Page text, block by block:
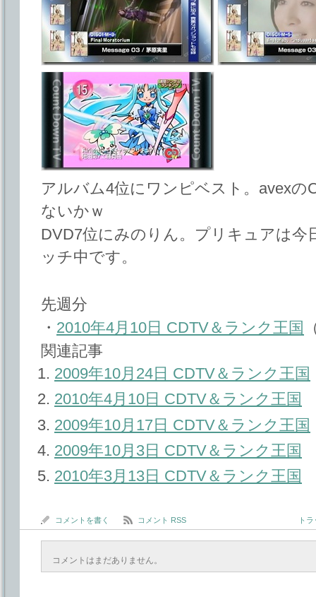
アルバム4位にワンピベスト。avexの
ないかｗ
DVD7位にみのりん。プリキュアは
ッチ中です。
先週分
・ 2010年4月10日 CDTV＆ランク王国
関連記事
2009年10月24日 CDTV＆ランク王国
2010年4月10日 CDTV＆ランク王国
2009年10月17日 CDTV＆ランク王国
2009年10月3日 CDTV＆ランク王国
2010年3月13日 CDTV＆ランク王国
コメントを書く コメント RSS ト
コメントはまだありません。